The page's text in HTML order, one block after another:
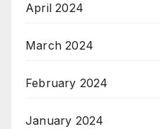
April 2024
March 2024
February 2024
January 2024